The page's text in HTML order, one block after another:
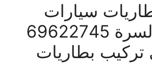
سيارات
جنوب السرة 69622745
تركيب بطاريات